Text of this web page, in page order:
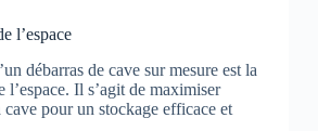
l’espace
débarras de cave sur mesure est la
l’espace. Il s’agit de maximiser
pour un stockage efficace et